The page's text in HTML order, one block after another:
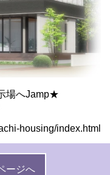
場へJamp★
housing/index.html
ージへ